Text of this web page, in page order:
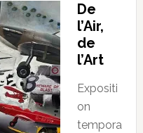
De
l’Air,
de
l’Art
Expositi
on
tempora